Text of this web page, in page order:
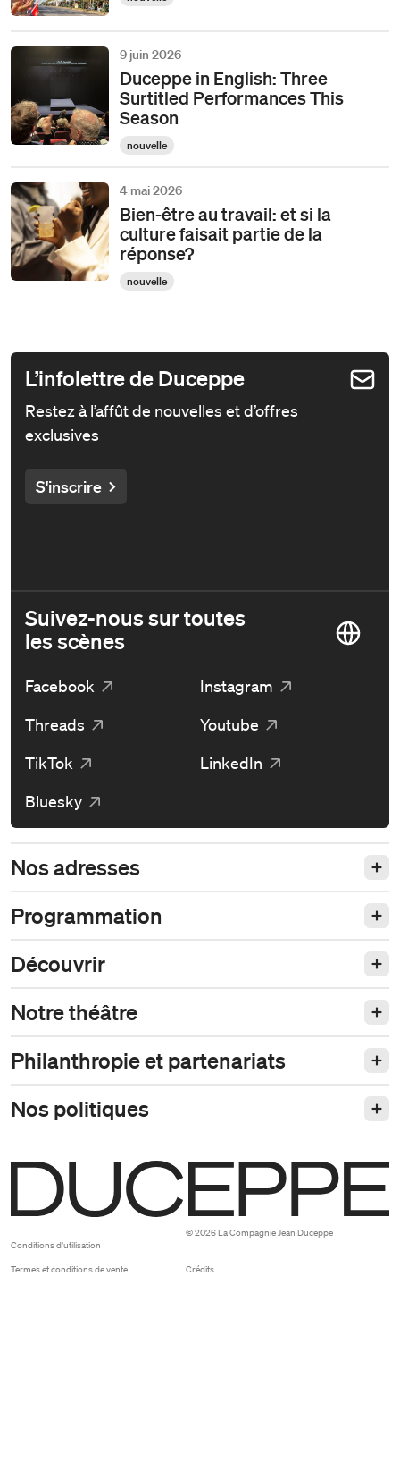
Duceppe in English: Three
Surtitled Performances This
Season
nouvelle
9 juin 2026
Bien-être au travail: et si la
culture faisait partie de la
réponse?
nouvelle
4 mai 2026
L’infolettre de Duceppe
Restez à l’affût de nouvelles et d’offres
exclusives
S'inscrire
Suivez-nous sur toutes
les scènes
Facebook
Instagram
Threads
Youtube
TikTok
LinkedIn
Bluesky
Nos adresses
Programmation
Découvrir
Notre théâtre
Philanthropie et partenariats
Nos politiques
Conditions d’utilisation
Termes et conditions de vente
© 2026 La Compagnie Jean Duceppe
Crédits